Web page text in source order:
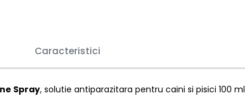
Caracteristici
Spray, solutie antiparazitara pentru caini si pisici 100